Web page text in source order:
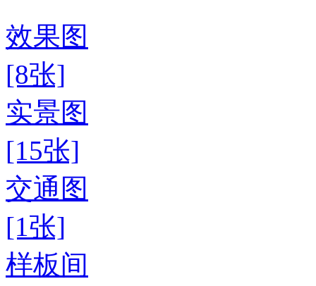
效果图
[8张]
实景图
[15张]
交通图
[1张]
样板间